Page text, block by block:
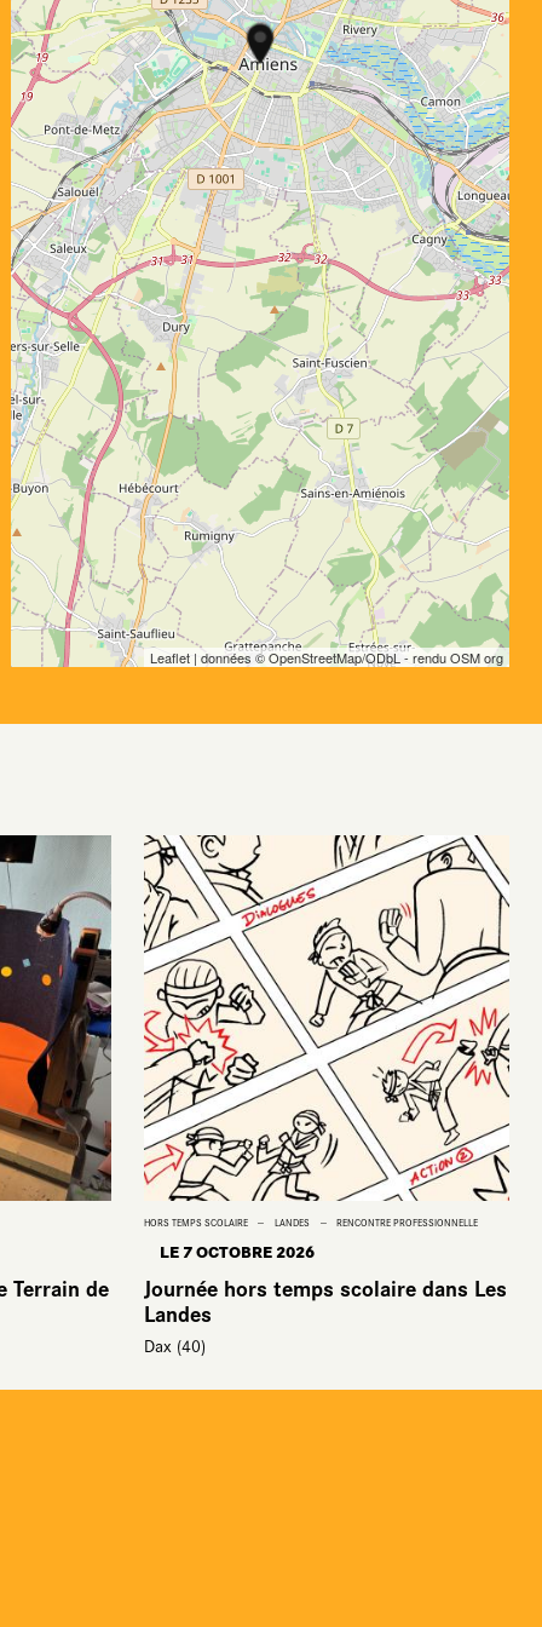
Leaflet | données © OpenStreetMap/ODbL - rendu OSM org
Terrain de
HORS TEMPS SCOLAIRE LANDES RENCONTRE PROFESSIONNELLE
LE 7 OCTOBRE 2026
Journée hors temps scolaire dans Les
Landes
Dax (40)